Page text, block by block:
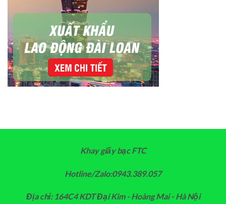
Khay giấy bạc FTC
Hotline/Zalo:0943.389.057
Địa chỉ: 164C4 KDT Đại Kim - Hoàng Mai - Hà Nội